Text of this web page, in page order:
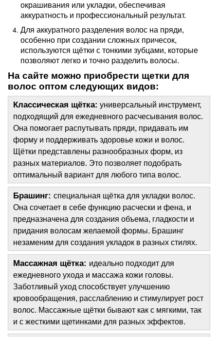
окрашивания или укладки, обеспечивая
аккуратность и профессиональный результат.
Для аккуратного разделения волос на пряди,
особенно при создании сложных причесок,
используются щётки с тонкими зубцами, которые
позволяют легко и точно разделить волосы.
На сайте можно приобрести щетки для
волос оптом следующих видов:
Классическая щётка: универсальный инструмент,
подходящий для ежедневного расчесывания волос.
Она помогает распутывать пряди, придавать им
форму и поддерживать здоровье кожи и волос.
Щётки представлены разнообразных форм, из
разных материалов. Это позволяет подобрать
оптимальный вариант для любого типа волос.
Брашинг: специальная щётка для укладки волос.
Она сочетает в себе функцию расчески и фена, и
предназначена для создания объема, гладкости и
придания волосам желаемой формы. Брашинг
незаменим для создания укладок в разных стилях.
Массажная щётка: идеально подходит для
ежедневного ухода и массажа кожи головы.
Заботливый уход способствует улучшению
кровообращения, расслаблению и стимулирует рост
волос. Массажные щётки бывают как с мягкими, так
и с жесткими щетинками для разных эффектов.